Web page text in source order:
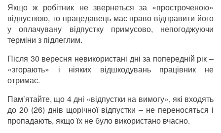
Якщо ж робітник не звернеться за «простроченою»
відпусткою, то працедавець має право відправити його
у оплачувану відпустку примусово, непогоджуючи
терміни з підлеглим.
Після 30 вересня невикористані дні за попередній рік –
«згорають» і ніяких відшкодувань працівник не
отримає.
Пам’ятайте, що 4 дні «відпустки на вимогу», які входять
до 20 (26) днів щорічної відпустки – не переносяться і
пропадають, якщо їх не було використано вчасно.